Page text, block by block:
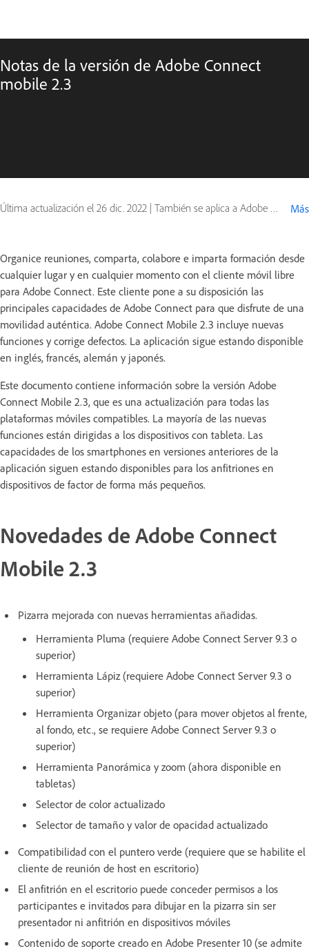
Notas de la versión de Adobe Connect
mobile 2.3
Última actualización el 26 dic. 2022 | También se aplica a Adobe Connect 9 Más
Organice reuniones, comparta, colabore e imparta formación desde
cualquier lugar y en cualquier momento con el cliente móvil libre
para Adobe Connect. Este cliente pone a su disposición las
principales capacidades de Adobe Connect para que disfrute de una
movilidad auténtica. Adobe Connect Mobile 2.3 incluye nuevas
funciones y corrige defectos. La aplicación sigue estando disponible
en inglés, francés, alemán y japonés.
Este documento contiene información sobre la versión Adobe
Connect Mobile 2.3, que es una actualización para todas las
plataformas móviles compatibles. La mayoría de las nuevas
funciones están dirigidas a los dispositivos con tableta. Las
capacidades de los smartphones en versiones anteriores de la
aplicación siguen estando disponibles para los anfitriones en
dispositivos de factor de forma más pequeños.
Novedades de Adobe Connect
Mobile 2.3
Pizarra mejorada con nuevas herramientas añadidas.
Herramienta Pluma (requiere Adobe Connect Server 9.3 o
superior)
Herramienta Lápiz (requiere Adobe Connect Server 9.3 o
superior)
Herramienta Organizar objeto (para mover objetos al frente,
al fondo, etc., se requiere Adobe Connect Server 9.3 o
superior)
Herramienta Panorámica y zoom (ahora disponible en
tabletas)
Selector de color actualizado
Selector de tamaño y valor de opacidad actualizado
Compatibilidad con el puntero verde (requiere que se habilite el
cliente de reunión de host en escritorio)
El anfitrión en el escritorio puede conceder permisos a los
participantes e invitados para dibujar en la pizarra sin ser
presentador ni anfitrión en dispositivos móviles
Contenido de soporte creado en Adobe Presenter 10 (se admite